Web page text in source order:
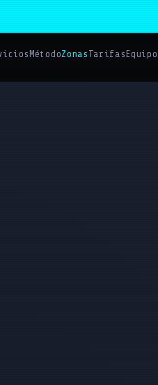
MétodoZonas Tarifas Equipo